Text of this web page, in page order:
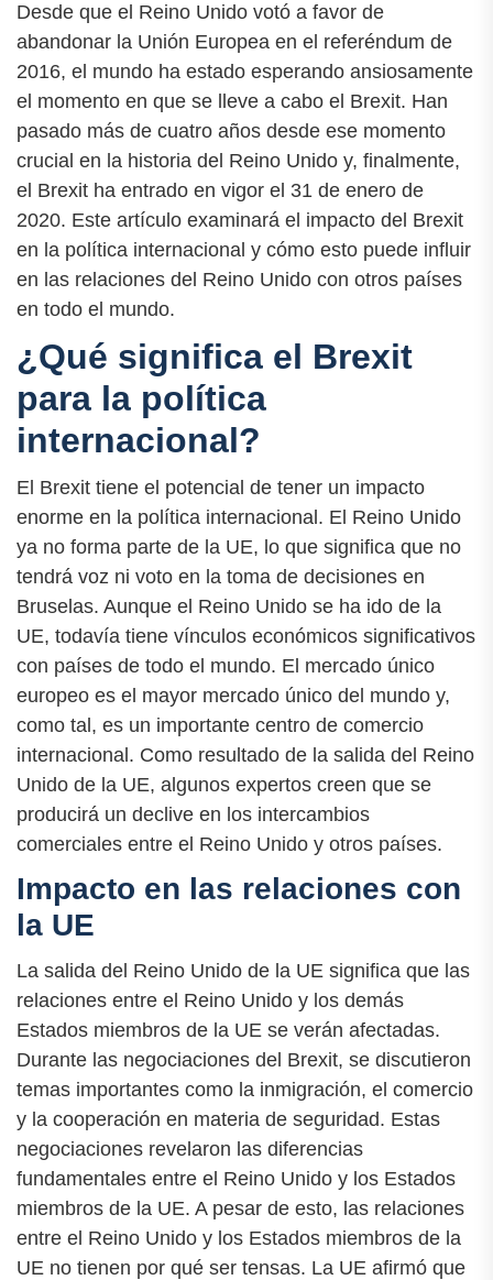
Desde que el Reino Unido votó a favor de
abandonar la Unión Europea en el referéndum de
2016, el mundo ha estado esperando ansiosamente
el momento en que se lleve a cabo el Brexit. Han
pasado más de cuatro años desde ese momento
crucial en la historia del Reino Unido y, finalmente,
el Brexit ha entrado en vigor el 31 de enero de
2020. Este artículo examinará el impacto del Brexit
en la política internacional y cómo esto puede influir
en las relaciones del Reino Unido con otros países
en todo el mundo.
¿Qué significa el Brexit
para la política
internacional?
El Brexit tiene el potencial de tener un impacto
enorme en la política internacional. El Reino Unido
ya no forma parte de la UE, lo que significa que no
tendrá voz ni voto en la toma de decisiones en
Bruselas. Aunque el Reino Unido se ha ido de la
UE, todavía tiene vínculos económicos significativos
con países de todo el mundo. El mercado único
europeo es el mayor mercado único del mundo y,
como tal, es un importante centro de comercio
internacional. Como resultado de la salida del Reino
Unido de la UE, algunos expertos creen que se
producirá un declive en los intercambios
comerciales entre el Reino Unido y otros países.
Impacto en las relaciones con
la UE
La salida del Reino Unido de la UE significa que las
relaciones entre el Reino Unido y los demás
Estados miembros de la UE se verán afectadas.
Durante las negociaciones del Brexit, se discutieron
temas importantes como la inmigración, el comercio
y la cooperación en materia de seguridad. Estas
negociaciones revelaron las diferencias
fundamentales entre el Reino Unido y los Estados
miembros de la UE. A pesar de esto, las relaciones
entre el Reino Unido y los Estados miembros de la
UE no tienen por qué ser tensas. La UE afirmó que